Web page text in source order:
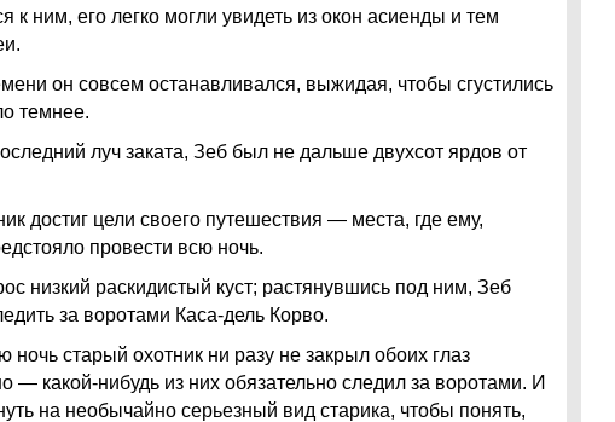
к ним, его легко могли увидеть из окон асиенды и тем
он совсем останавливался, выжидая, чтобы сгустились
темнее.
луч заката, Зеб был не дальше двухсот ярдов от
достиг цели своего путешествия — места, где ему,
провести всю ночь.
низкий раскидистый куст; растянувшись под ним, Зеб
за воротами Каса-дель Корво.
ночь старый охотник ни разу не закрыл обоих глаз
— какой-нибудь из них обязательно следил за воротами. И
на необычайно серьезный вид старика, чтобы понять,